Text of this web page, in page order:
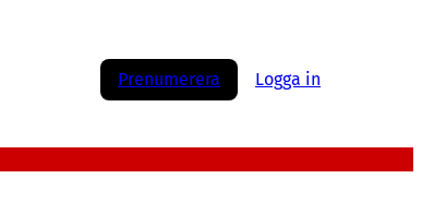
Prenumerera Logga in